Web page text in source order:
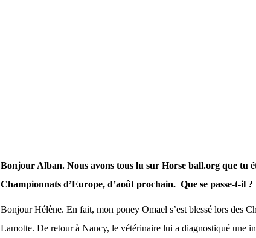
Bonjour Alban. Nous avons tous lu sur Horse ball.org que tu
Championnats d’Europe, d’août prochain. Que se passe-t-il ?
Bonjour Hélène. En fait, mon poney Omael s’est blessé lors des
Lamotte. De retour à Nancy, le vétérinaire lui a diagnostiqué une